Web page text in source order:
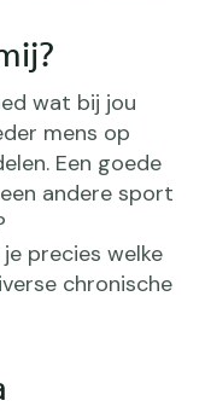
wat bij jou
mens op
Een goede
andere sport
je precies welke
chronische